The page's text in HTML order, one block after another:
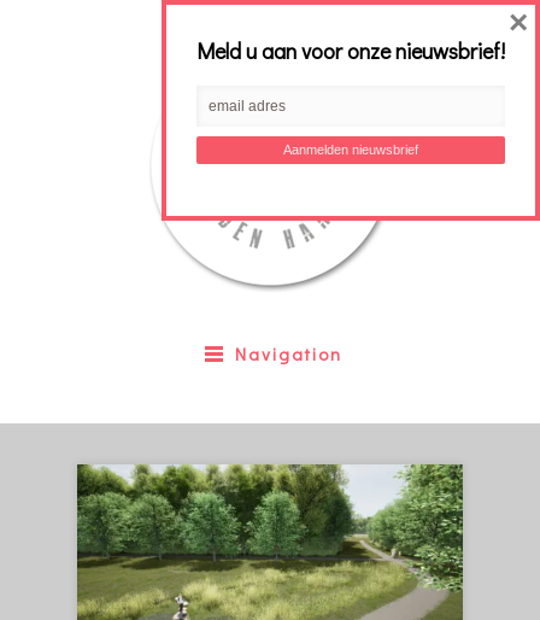
Navigation
Meld u aan voor onze nieuwsbrief!
×